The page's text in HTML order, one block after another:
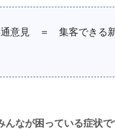
通意見 ＝ 集客できる
んなが困っている症状で